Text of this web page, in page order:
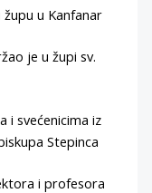
u Kanfanar
je u župi sv.
i svećenicima iz
Stepinca
i profesora